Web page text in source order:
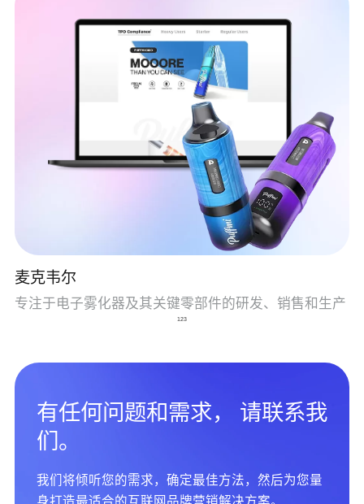
麦克韦尔
专注于电子雾化器及其关键零部件的研发、销售和生产
123
有任何问题和需求， 请联系我
们。
我们将倾听您的需求，确定最佳方法，然后为您量
身打造最适合的互联网品牌营销解决方案。